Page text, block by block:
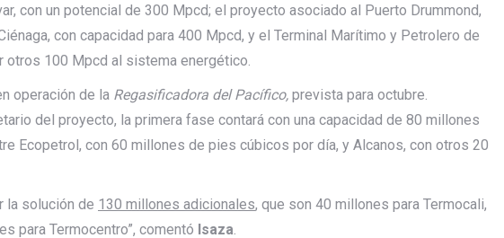
con un potencial de 300 Mpcd; el proyecto asociado al Puerto Drummond,
con capacidad para 400 Mpcd, y el Terminal Marítimo y Petrolero de
otros 100 Mpcd al sistema energético.
operación de la Regasificadora del Pacífico, prevista para octubre.
del proyecto, la primera fase contará con una capacidad de 80 millones
Ecopetrol, con 60 millones de pies cúbicos por día, y Alcanos, con otros 20
la solución de 130 millones adicionales, que son 40 millones para Termocali,
para Termocentro”, comentó Isaza